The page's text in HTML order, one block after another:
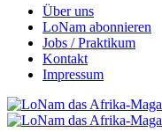
Über uns
LoNam abonnieren
Jobs / Praktikum
Kontakt
Impressum